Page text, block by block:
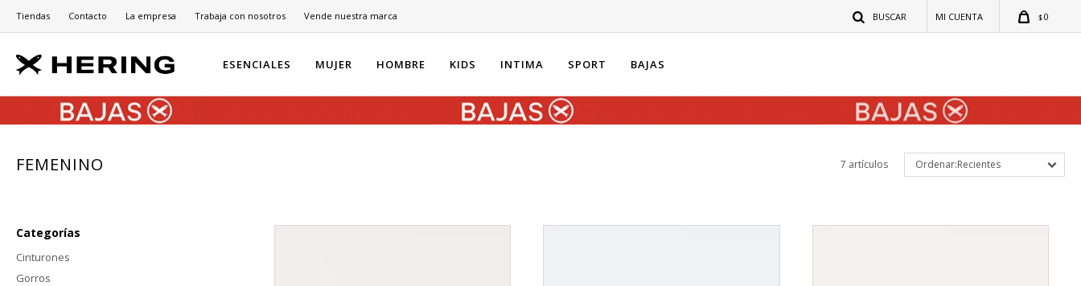
ESENCIALES MUJER HOMBRE KIDS INTIMA SPORT BAJAS
$0
Tiendas Contacto La empresa Trabaja con nosotros Vende nuestra marca
FEMENINO 7 artículos Recientes
Categorías
Cinturones
Gorros